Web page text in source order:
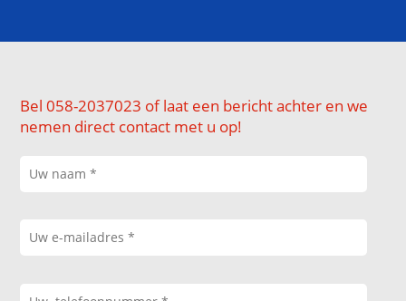
Bel 058-2037023 of laat een bericht achter en we
nemen direct contact met u op!